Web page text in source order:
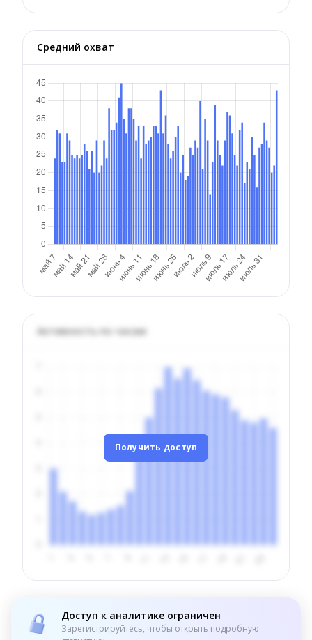
Средний охват
Активность по часам
Получить доступ
Доступ к аналитике ограничен
Зарегистрируйтесь, чтобы открыть подробную